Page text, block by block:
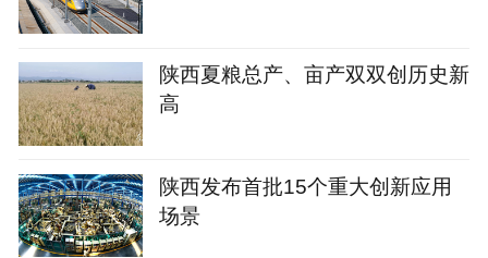
陕西夏粮总产、亩产双双创历史新
高
陕西发布首批15个重大创新应用
场景